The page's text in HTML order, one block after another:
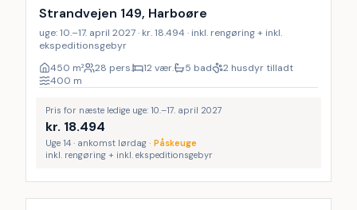
Strandvejen 149, Harboøre
uge: 10.–17. april 2027 · kr. 18.494 · inkl. rengøring + inkl.
ekspeditionsgebyr
450 m² 28 pers. 12 vær. 5 bad
2 husdyr tilladt
400 m
Pris for næste ledige uge: 10.–17. april 2027
kr. 18.494
Uge 14 · ankomst lørdag · Påskeuge
inkl. rengøring + inkl. ekspeditionsgebyr
Inkl. rengøring